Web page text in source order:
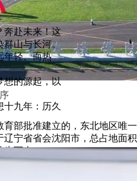
育部批准建立的，东北地区唯
宁省省会沈阳市，总占地面
生万人。
奔赴未来！这
群山与长河。
年轻。而热
想的源起，以
十九年：历久